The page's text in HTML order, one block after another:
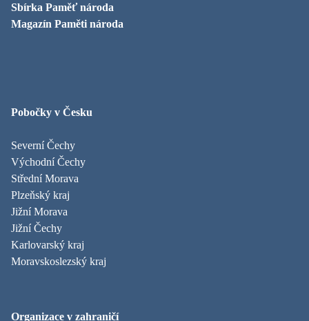
Sbírka Paměť národa
Magazín Paměti národa
Pobočky v Česku
Severní Čechy
Východní Čechy
Střední Morava
Plzeňský kraj
Jižní Morava
Jižní Čechy
Karlovarský kraj
Moravskoslezský kraj
Organizace v zahraničí